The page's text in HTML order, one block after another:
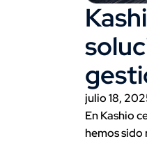
julio 18,
En Kashio
hemos sido